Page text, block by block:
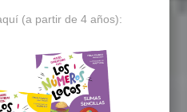
(a partir de 4 años):